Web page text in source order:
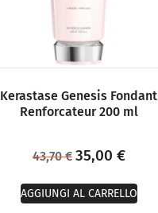
Kerastase Genesis Fondant
Renforcateur 200 ml
43,70€ 35,00 €
AGGIUNGI AL CARRELLO